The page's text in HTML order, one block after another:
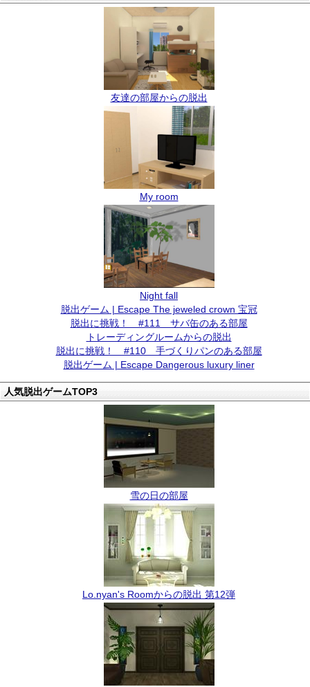
友達の部屋からの脱出
My room
Night fall
脱出ゲーム | Escape The jeweled crown 宝冠
脱出に挑戦！ #111 サバ缶のある部屋
トレーディングルームからの脱出
脱出に挑戦！ #110 手づくりパンのある部屋
脱出ゲーム | Escape Dangerous luxury liner
人気脱出ゲームTOP3
雪の日の部屋
Lo.nyan's Roomからの脱出 第12弾